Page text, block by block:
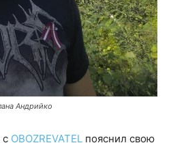
Андрийко
с OBOZREVATEL пояснил свою